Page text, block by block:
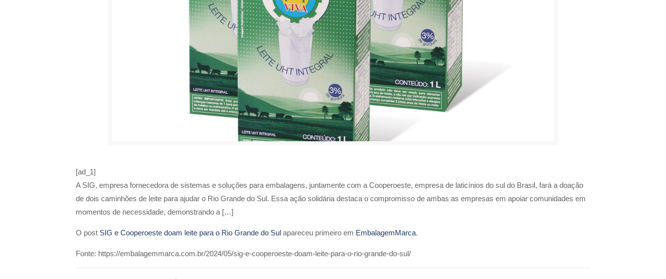
[ad_1]
A SIG, empresa fornecedora de sistemas e soluções para embalagens, juntamente com a Cooperoeste, empresa de laticínios do sul do Brasil, fará a doação
de dois caminhões de leite para ajudar o Rio Grande do Sul. Essa ação solidária destaca o compromisso de ambas as empresas em apoiar comunidades em
momentos de necessidade, demonstrando a […]
O post SIG e Cooperoeste doam leite para o Rio Grande do Sulapareceu primeiro em EmbalagemMarca.
Fonte: https://embalagemmarca.com.br/2024/05/sig-e-cooperoeste-doam-leite-para-o-rio-grande-do-sul/